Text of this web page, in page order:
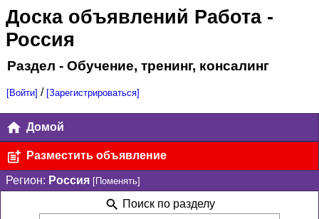
Доска объявлений Работа-
Россия
Раздел - Обучение, тренинг, консалинг
[Войти] / [Зарегистрироваться]
Домой
Разместить объявление
Регион: Россия [Поменять]
Поиск по разделу